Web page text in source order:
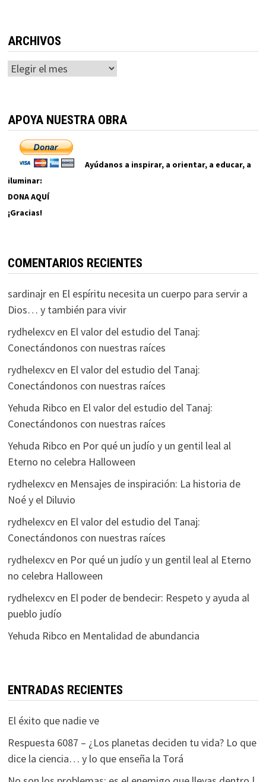
ARCHIVOS
Archivos
APOYA NUESTRA OBRA
Ayúdanos a inspirar, a orientar, a educar, a
iluminar:
DONA AQUÍ
¡Gracias!
COMENTARIOS RECIENTES
sardinajren El espíritu necesita un cuerpo para servir a
Dios… y también para vivir
rydhelexcven El valor del estudio del Tanaj:
Conectándonos con nuestras raíces
rydhelexcven El valor del estudio del Tanaj:
Conectándonos con nuestras raíces
Yehuda Ribco en El valor del estudio del Tanaj:
Conectándonos con nuestras raíces
Yehuda Ribco en Por qué un judío y un gentil leal al
Eterno no celebra Halloween
rydhelexcven Mensajes de inspiración: La historia de
Noé y el Diluvio
rydhelexcven El valor del estudio del Tanaj:
Conectándonos con nuestras raíces
rydhelexcven Por qué un judío y un gentil leal al Eterno
no celebra Halloween
rydhelexcven El poder de bendecir: Respeto y ayuda al
pueblo judío
Yehuda Ribco en Mentalidad de abundancia
ENTRADAS RECIENTES
El éxito que nadie ve
Respuesta 6087 – ¿Los planetas deciden tu vida? Lo que
dice la ciencia… y lo que enseña la Torá